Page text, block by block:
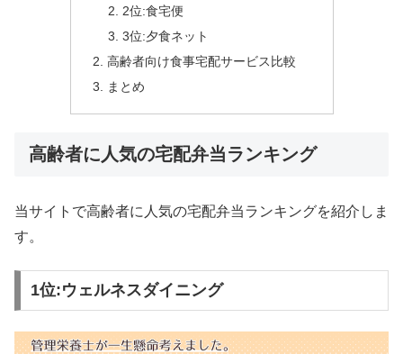
2位:食宅便
3位:夕食ネット
高齢者向け食事宅配サービス比較
まとめ
高齢者に人気の宅配弁当ランキング
当サイトで高齢者に人気の宅配弁当ランキングを紹介しま
す。
1位:ウェルネスダイニング